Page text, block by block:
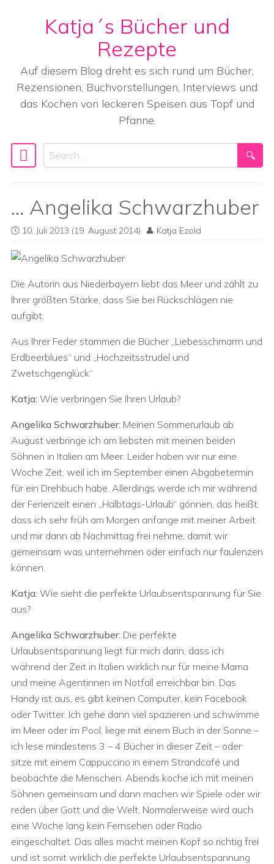
Skip to content
Katja´s Bücher und
Rezepte
Auf diesem Blog dreht es sich rund um Bücher,
Rezensionen, Buchvorstellungen, Interviews und
das Kochen von leckeren Speisen aus Topf und
Pfanne.
Main Navigation
Search
… Angelika Schwarzhuber
10. Juli 2013 (19. August 2014) Katja Ezold
Die Autorin aus Niederbayern liebt das Meer und zählt zu
Ihrer größten Stärke, dass Sie bei Rückschlägen nie
aufgibt.
Aus Ihrer Feder stammen die Bücher „Liebesschmarrn und
Erdbeerblues“ und „Hochzeitsstrudel und
Zwetschgenglück“
Katja: Wie verbringen Sie Ihren Urlaub?
Angelika Schwarzhuber: Meinen Sommerurlaub ab
August verbringe ich am liebsten mit meinen beiden
Söhnen in Italien am Meer. Leider haben wir nur eine
Woche Zeit, weil ich im September einen Abgabetermin
für ein Drehbuch habe. Allerdings werde ich mir während
der Ferienzeit einen „Halbtags-Urlaub“ gönnen, das heißt,
dass ich sehr früh am Morgen anfange mit meiner Arbeit
und mir dann ab Nachmittag frei nehme, damit wir
gemeinsam was unternehmen oder einfach nur faulenzen
können.
Katja: Wie sieht die perfekte Urlaubsentspannung für Sie
aus?
Angelika Schwarzhuber: Die perfekte
Urlaubsentspannung liegt für mich darin, dass ich
während der Zeit in Italien wirklich nur für meine Mama
und meine Agentinnen im Notfall erreichbar bin. Das
Handy ist aus, es gibt keinen Computer, kein Facebook
oder Twitter. Ich gehe dann viel spazieren und schwimme
im Meer oder im Pool, liege mit einem Buch in der Sonne –
ich lese mindestens 3 – 4 Bücher in dieser Zeit – oder
sitze mit einem Cappuccino in einem Strandcafé und
beobachte die Menschen. Abends koche ich mit meinen
Söhnen gemeinsam und dann machen wir Spiele oder wir
reden über Gott und die Welt. Normalerweise wird auch
eine Woche lang kein Fernsehen oder Radio
eingeschaltet. Das alles macht meinen Kopf so richtig frei
und ist somit wirklich die perfekte Urlaubsentspannung